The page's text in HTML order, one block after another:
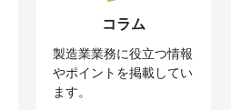
コラム
製造業業務に役立つ情報
やポイントを掲載してい
ます。